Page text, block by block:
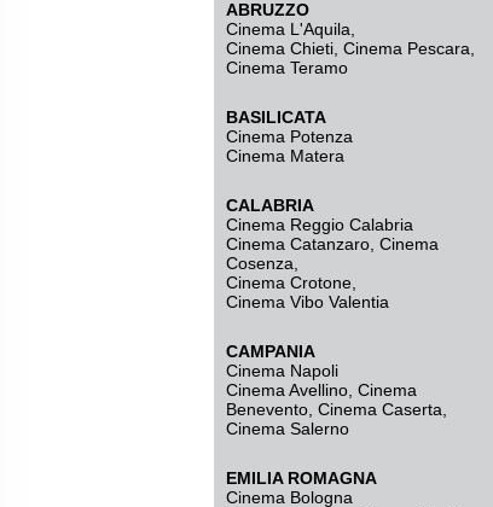
ABRUZZO
Cinema L'Aquila
Cinema Chieti, Cinema Pescara,
Cinema Teramo
BASILICATA
Cinema Potenza
Cinema Matera
CALABRIA
Cinema Reggio Calabria
Cinema Catanzaro Cinema
Cosenza
Cinema Crotone
Cinema Vibo Valentia
CAMPANIA
Cinema Napoli
Cinema Avellino Cinema
Benevento Cinema Caserta
Cinema Salerno
EMILIA ROMAGNA
Cinema Bologna